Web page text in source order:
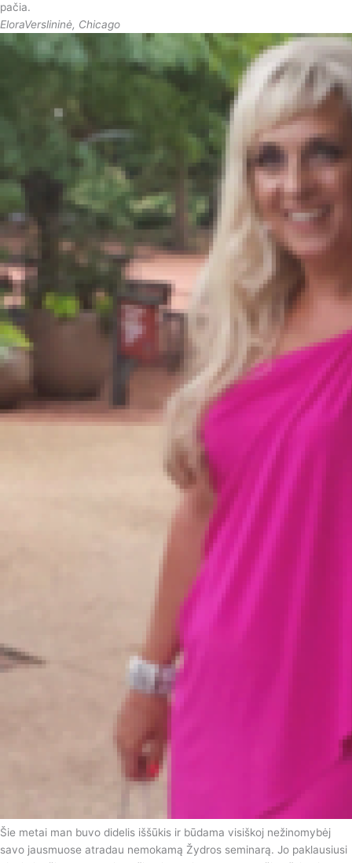
pačia.
EloraVerslininė, Chicago
Šie metai man buvo didelis iššūkis ir būdama visiškoj nežinomybėj
savo jausmuose atradau nemokamą Žydros seminarą. Jo paklausiusi